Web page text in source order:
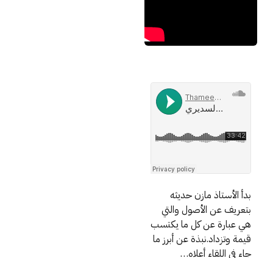
بدأ الأستاذ مازن حديثه
بتعريف عن الأصول والتي
هي عبارة عن كل ما يكتسب
قيمة وتزداد.نبذة عن أبرز ما
جاء في اللقاء أعلاه…